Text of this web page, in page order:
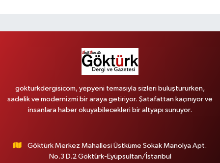
gokturkdergisicom, yepyeni temasıyla sizleri buluştururken,
sadelik ve modernizmi bir araya getiriyor. Şatafattan kaçınıyor ve
insanlara haber okuyabilecekleri bir altyapı sunuyor.
Göktürk Merkez Mahallesi Üstküme Sokak Manolya Apt.
No.3 D.2 Göktürk-Eyüpsultan/İstanbul